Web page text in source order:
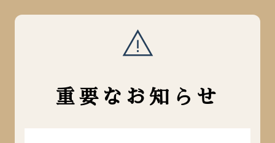
重要なお知らせ